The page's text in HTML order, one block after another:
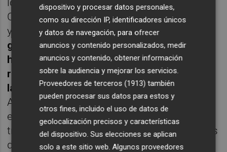
localizado en los términos municipales de
Castellón de la Plana, Cabanes, Torreblanca
y Alcalà de Xivert. "En el resto de las áreas
gestionadas, las acumulaciones de agua
han sido puntuales y las inspecciones
realizadas no han detectado presencia de
larvas
", ha expresado el diputado provincial.
Asimismo, las primeras evaluaciones
efectuadas tras la aplicación de los
tratamientos han mostrado elevados índices
de mortalidad larvaria, confirmando su
dispositivo y procesar datos personales,
como su dirección IP, identificadores únicos
y datos de navegación, para ofrecer
anuncios y contenido personalizados, medir
anuncios y contenido, obtener información
sobre la audiencia y mejorar los servicios.
Proveedores de terceros (1913) también
pueden procesar sus datos para estos y
otros fines, incluido el uso de datos de
geolocalización precisos y características
del dispositivo. Sus elecciones se aplican
solo a este sitio web. Algunos proveedores